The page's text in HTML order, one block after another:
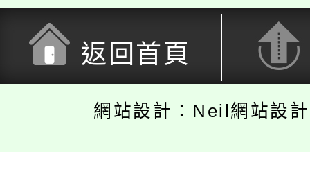
返回首頁
網站設計：Neil網站設